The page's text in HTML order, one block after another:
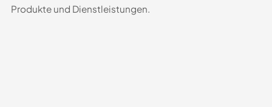
Produkte und Dienstleistungen.